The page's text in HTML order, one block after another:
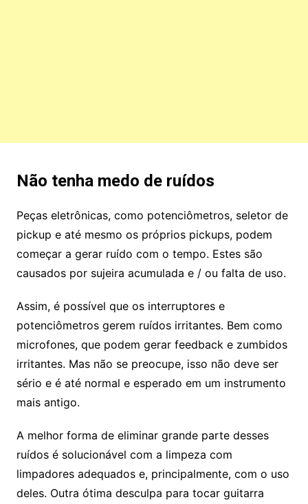
Não tenha medo de ruídos
Peças eletrônicas, como potenciômetros, seletor de
pickup e até mesmo os próprios pickups, podem
começar a gerar ruído com o tempo. Estes são
causados ​​por sujeira acumulada e / ou falta de uso.
Assim, é possível que os interruptores e
potenciômetros gerem ruídos irritantes. Bem como
microfones, que podem gerar feedback e zumbidos
irritantes. Mas não se preocupe, isso não deve ser
sério e é até normal e esperado em um instrumento
mais antigo.
A melhor forma de eliminar grande parte desses
ruídos é solucionável com a limpeza com
limpadores adequados e, principalmente, com o uso
deles. Outra ótima desculpa para tocar guitarra